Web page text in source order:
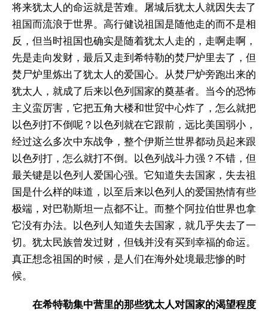
将来犹太人的命运就是苦难。屠城后犹太人就因失去了
祖国而流浪于世界。高行健说祖国是随他走的而不是相
反，但当时祖国也确实是随着犹太人走的，走啊走啊，
先是走向发财，最后又走到希特勒的焚尸炉里去了，但
焚尸炉里炼出了犹太人的爱国心。从焚尸炉旁跑出来的
犹太人，就成了后来以色列国家的奠基者。当今的恐怖
主义蛮厉害，它把五角大楼和世贸中心炸了，怎么就把
以色列打不倒呢？以色列就在它跟前，远比美国弱小，
经过这么多次中东战争，整个伊斯兰世界都动员起来跟
以色列打，怎么就打不倒。以色列战斗力强？不错，但
最关键是以色列人爱国心强。它知道失去国家，失去祖
国是什么样的味道，以至后来以色列人的爱国热情有些
极端，对巴勒斯坦一点都不让。而整个阿拉伯世界也拿
它没有办法。以色列人知道失去国家，就几乎失去了一
切。犹太民族曾发过财，但钱并没有买到幸福的命运。
真正想念祖国的时候，是人们在海外处境最悲惨的时
候。
在希特勒集中营里的那些犹太人对国家的渴望程度